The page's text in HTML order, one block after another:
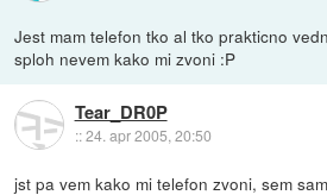
Jest mam telefon tko al tko prakticno
sploh nevem kako mi zvoni :P
Tear_DR0P
::24. apr 2005, 20:50
jst pa vem kako mi telefon zvoni, sem